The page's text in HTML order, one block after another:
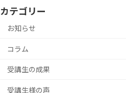
カテゴリー
お知らせ
コラム
受講生の成果
受講生様の声